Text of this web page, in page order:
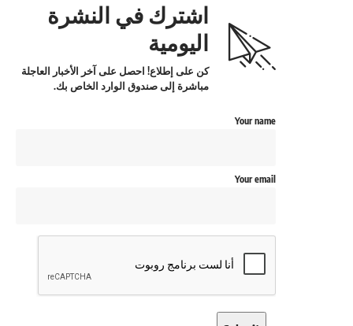
اشترك في النشرة
اليومية
كن على إطلاع! احصل على آخر الأخبار العاجلة
مباشرة إلى صندوق الوارد الخاص بك.
Your name
Your email